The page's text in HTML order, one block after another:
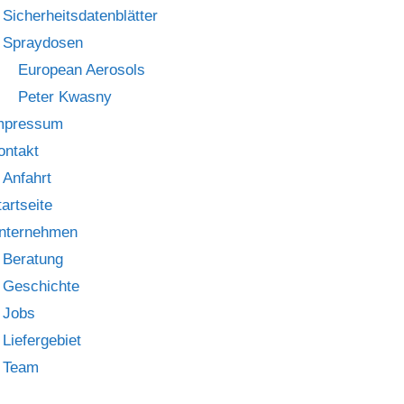
Sicherheitsdatenblätter
Spraydosen
European Aerosols
Peter Kwasny
Anfahrt
Beratung
Geschichte
Jobs
Liefergebiet
Team